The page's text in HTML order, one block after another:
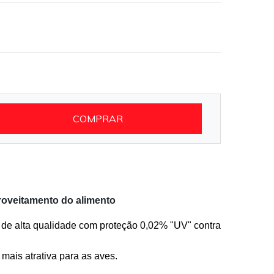
do alimento
alta qualidade com proteção 0,02% "UV" contra
atrativa para as aves.
COMPRAR